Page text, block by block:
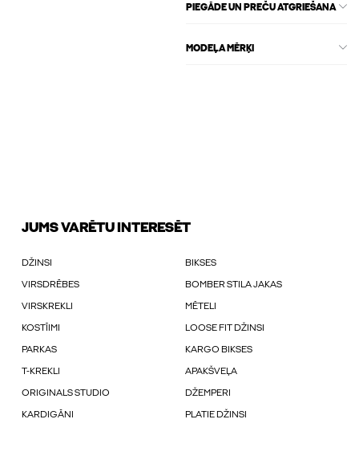
PIEGĀDE UN PREČU ATGRIEŠANA
MODEĻA MĒRĶI
JUMS VARĒTU INTERESĒT
DŽINSI BIKSES
VIRSDRĒBES BOMBER STILA JAKAS
VIRSKREKLI MĒTELI
KOSTĪIMI LOOSE FIT DŽINSI
PARKAS KARGO BIKSES
T-KREKLI APAKŠVEĻA
ORIGINALS STUDIO DŽEMPERI
KARDIGĀNI PLATIE DŽINSI